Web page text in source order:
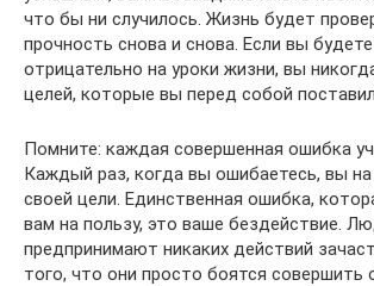
что бы ни случилось. Жизнь будет
прочность снова и снова. Если вы
отрицательно на уроки жизни, вы
целей, которые вы перед собой
Помните: каждая совершенная ошибка
Каждый раз, когда вы ошибаетесь, вы
своей цели. Единственная ошибка,
вам на пользу, это ваше бездействие.
предпринимают никаких действий
того, что они просто боятся совершить